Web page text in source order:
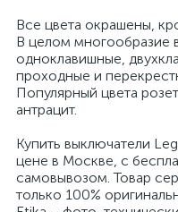
Все цвета окрашены,
В целом многообразие
одноклавишные,
проходные и
Популярный цвета
антрацит.
Купить выключатели
цене в Москве, с
самовывозом. Товар
только 100%